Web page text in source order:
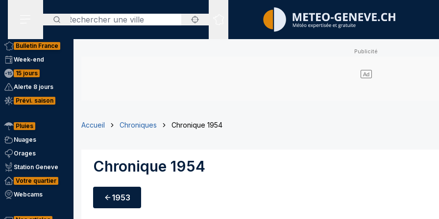
Rechercher
Sites expertisés
Bulletin France
Week-end
15 jours
Alerte 8 jours
Prévi. saison
Pluies
Nuages
Orages
Station Geneve
Votre quartier
Webcams
Accueil Chroniques Chronique 1954
Chronique 1954
1953